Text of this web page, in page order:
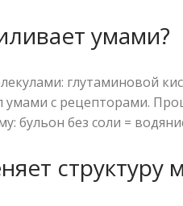
умами?
глутаминовой
умами с рецепторами.
бульон без соли =
структуру